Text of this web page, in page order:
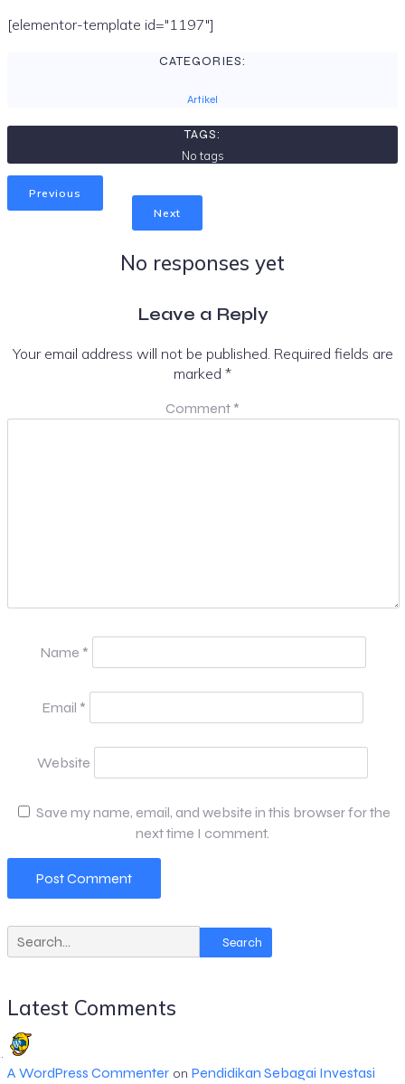
[elementor-template id="1197"]
CATEGORIES:
Artikel
TAGS:
No tags
Previous
Next
No responses yet
Leave a Reply
Your email address will not be published. Required fields are
marked *
Comment *
Name *
Email *
Website
Save my name, email, and website in this browser for the
next time I comment.
Search
Latest Comments
A WordPress Commenter on Pendidikan Sebagai Investasi